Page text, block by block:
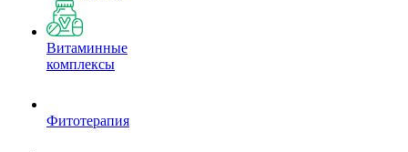
Витаминные
комплексы
Фитотерапия